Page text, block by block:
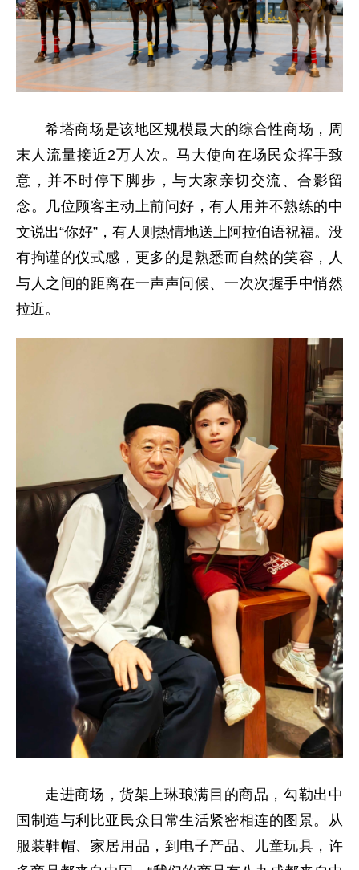
希塔商场是该地区规模最大的综合性商场，周
末人流量接近2万人次。马大使向在场民众挥手致
意，并不时停下脚步，与大家亲切交流、合影留
念。几位顾客主动上前问好，有人用并不熟练的中
文说出“你好”，有人则热情地送上阿拉伯语祝福。没
有拘谨的仪式感，更多的是熟悉而自然的笑容，人
与人之间的距离在一声声问候、一次次握手中悄然
拉近。
走进商场，货架上琳琅满目的商品，勾勒出中
国制造与利比亚民众日常生活紧密相连的图景。从
服装鞋帽、家居用品，到电子产品、儿童玩具，许